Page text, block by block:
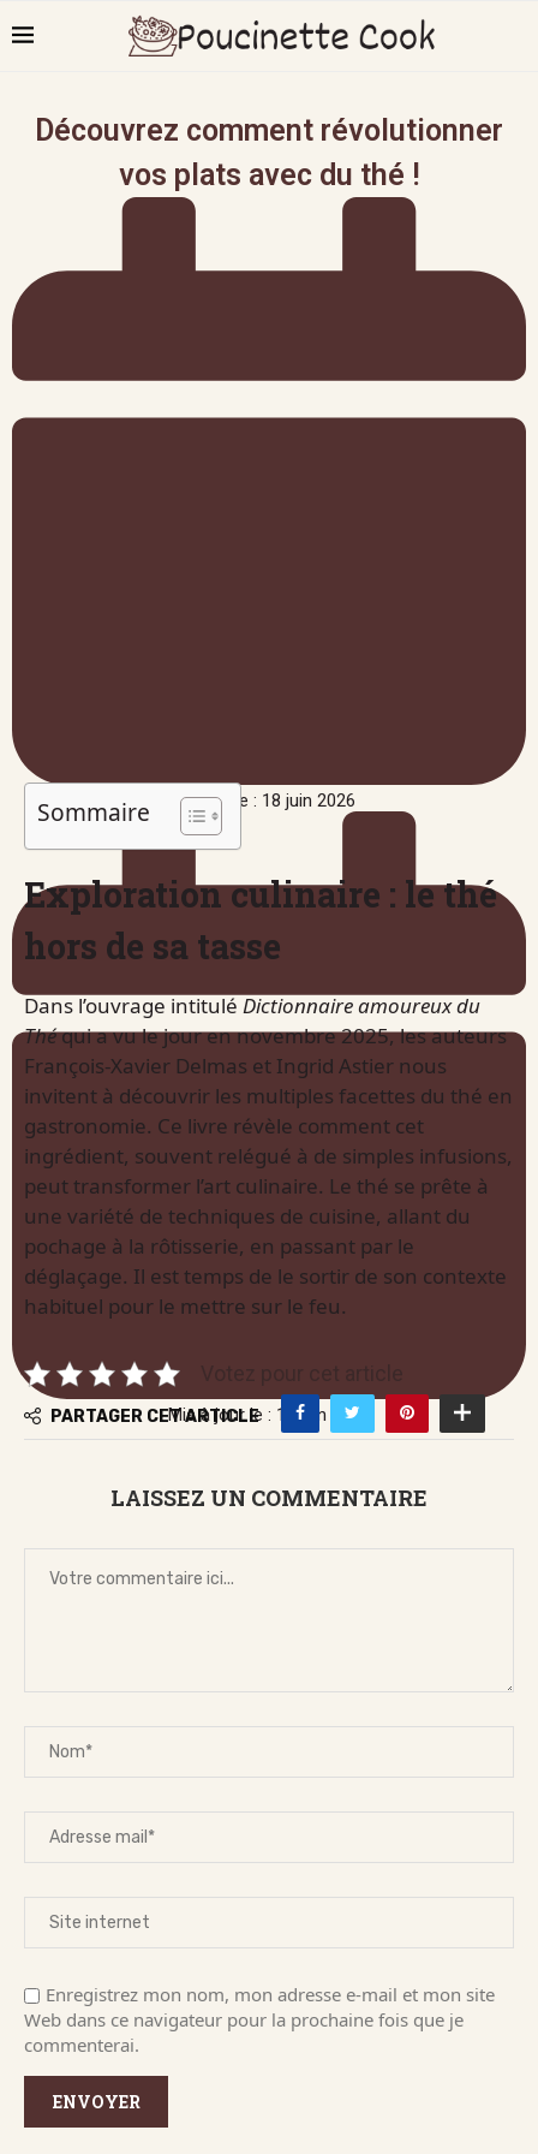
Découvrez comment révolutionner
vos plats avec du thé !
Publié le : 18 juin 2026
Mis à jour le : 18 juin 2026
Sommaire
Exploration culinaire : le thé
hors de sa tasse
Dans l’ouvrage intitulé Dictionnaire amoureux du
Théqui a vu le jour en novembre 2025, les auteurs
François-Xavier Delmas et Ingrid Astier nous
invitent à découvrir les multiples facettes du thé en
gastronomie. Ce livre révèle comment cet
ingrédient, souvent relégué à de simples infusions,
peut transformer l’art culinaire. Le thé se prête à
une variété de techniques de cuisine, allant du
pochage à la rôtisserie, en passant par le
déglaçage. Il est temps de le sortir de son contexte
habituel pour le mettre sur le feu.
Votez pour cet article
PARTAGER CET ARTICLE
LAISSEZ UN COMMENTAIRE
Enregistrez mon nom, mon adresse e-mail et mon site
Web dans ce navigateur pour la prochaine fois que je
commenterai.